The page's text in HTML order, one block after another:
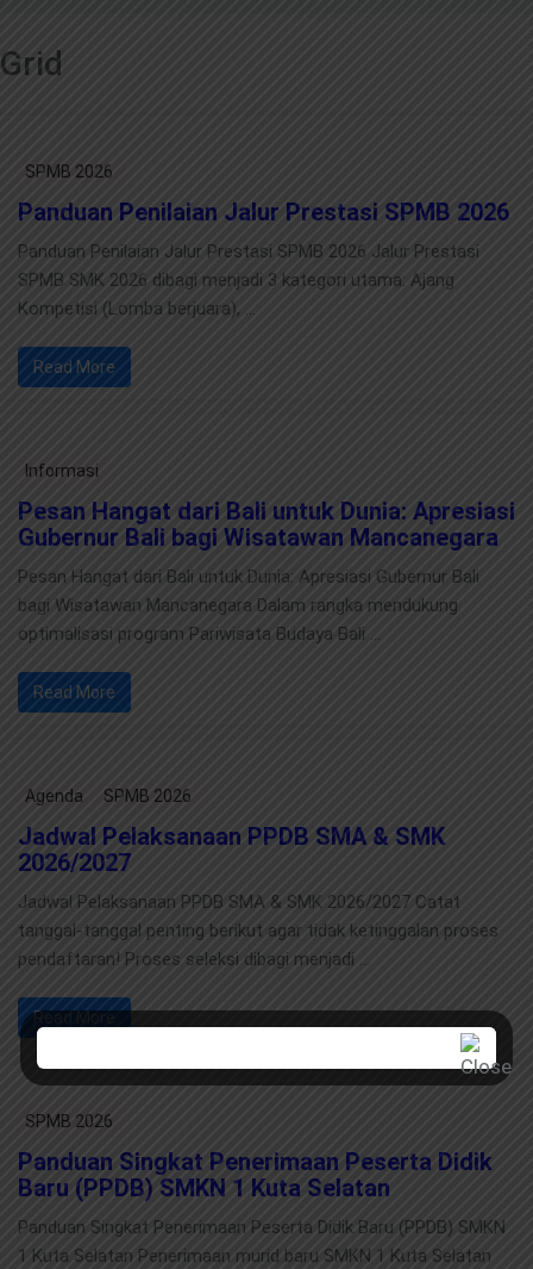
Grid
SPMB 2026
Panduan Penilaian Jalur Prestasi SPMB 2026
Panduan Penilaian Jalur Prestasi SPMB 2026 Jalur Prestasi
SPMB SMK 2026 dibagi menjadi 3 kategori utama: Ajang
Kompetisi (Lomba berjuara), …
Read More
Informasi
Pesan Hangat dari Bali untuk Dunia: Apresiasi
Gubernur Bali bagi Wisatawan Mancanegara
Pesan Hangat dari Bali untuk Dunia: Apresiasi Gubernur Bali
bagi Wisatawan Mancanegara Dalam rangka mendukung
optimalisasi program Pariwisata Budaya Bali …
Read More
Agenda SPMB 2026
Jadwal Pelaksanaan PPDB SMA & SMK
2026/2027
Jadwal Pelaksanaan PPDB SMA & SMK 2026/2027 Catat
tanggal-tanggal penting berikut agar tidak ketinggalan proses
pendaftaran! Proses seleksi dibagi menjadi …
Read More
SPMB 2026
Panduan Singkat Penerimaan Peserta Didik
Baru (PPDB) SMKN 1 Kuta Selatan
Panduan Singkat Penerimaan Peserta Didik Baru (PPDB) SMKN
1 Kuta Selatan Penerimaan murid baru SMKN 1 Kuta Selatan